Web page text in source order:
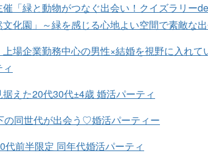
「緑と動物がつなぐ出会い！クイズラリー
化園」～緑を感じる心地よい空間で素敵な
場企業勤務中心の男性×結婚を視野に入れて
えた20代30代±4歳 婚活パーティ
の同世代が出会う♡婚活パーティー
代前半限定 同年代婚活パーティ